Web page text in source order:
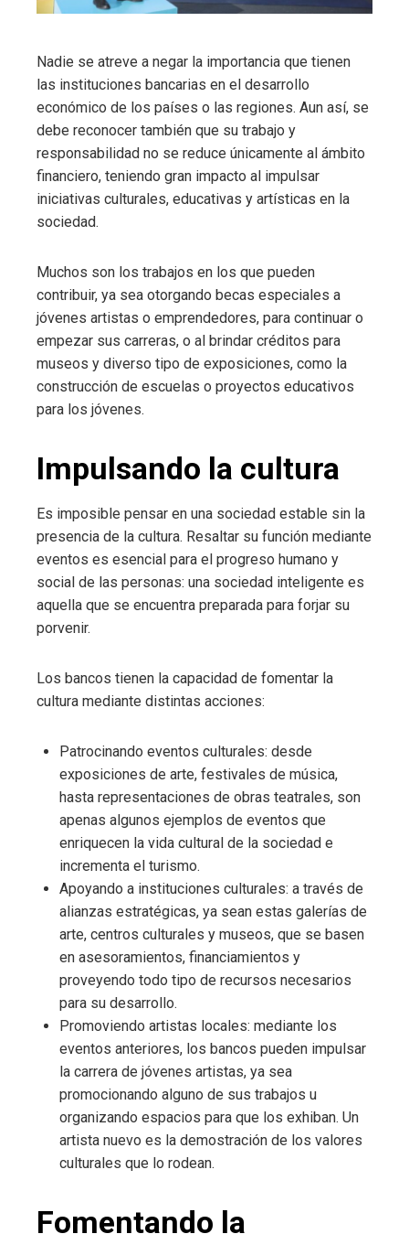
Nadie se atreve a negar la importancia que tienen
las instituciones bancarias en el desarrollo
económico de los países o las regiones. Aun así, se
debe reconocer también que su trabajo y
responsabilidad no se reduce únicamente al ámbito
financiero, teniendo gran impacto al impulsar
iniciativas culturales, educativas y artísticas en la
sociedad.
Muchos son los trabajos en los que pueden
contribuir, ya sea otorgando becas especiales a
jóvenes artistas o emprendedores, para continuar o
empezar sus carreras, o al brindar créditos para
museos y diverso tipo de exposiciones, como la
construcción de escuelas o proyectos educativos
para los jóvenes.
Impulsando la cultura
Es imposible pensar en una sociedad estable sin la
presencia de la cultura. Resaltar su función mediante
eventos es esencial para el progreso humano y
social de las personas: una sociedad inteligente es
aquella que se encuentra preparada para forjar su
porvenir.
Los bancos tienen la capacidad de fomentar la
cultura mediante distintas acciones:
Patrocinando eventos culturales: desde
exposiciones de arte, festivales de música,
hasta representaciones de obras teatrales, son
apenas algunos ejemplos de eventos que
enriquecen la vida cultural de la sociedad e
incrementa el turismo.
Apoyando a instituciones culturales: a través de
alianzas estratégicas, ya sean estas galerías de
arte, centros culturales y museos, que se basen
en asesoramientos, financiamientos y
proveyendo todo tipo de recursos necesarios
para su desarrollo.
Promoviendo artistas locales: mediante los
eventos anteriores, los bancos pueden impulsar
la carrera de jóvenes artistas, ya sea
promocionando alguno de sus trabajos u
organizando espacios para que los exhiban. Un
artista nuevo es la demostración de los valores
culturales que lo rodean.
Fomentando la